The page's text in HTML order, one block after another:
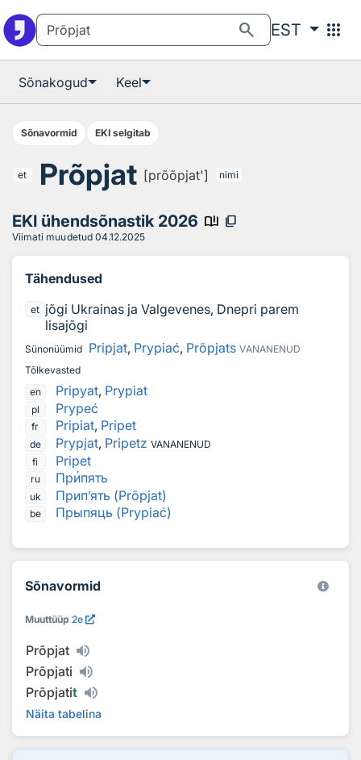
search EST apps
Sõnakogud Keel
Sõnavormid EKI selgitab
et Prõpjat [prõõpjat'] nimi
EKI ühendsõnastik 2026 book_ribbon content_copy
Viimati muudetud 04.12.2025
Tähendused
et jõgi Ukrainas ja Valgevenes, Dnepri parem
lisajõgi
Sünonüümid Pripjat, Prypiać, Prõpjats VANANENUD
Tõlkevasted
en
Pripyat, Prypiat
pl Prypeć
fr Pripiat, Pripet
de Prypjat, Pripetz VANANENUD
fi
Pripet
ru Припять
uk Прип’ять (Prõpjat)
be Прыпяць (Prypiać)
Sõnavormid
Muuttüüp 2e
Prõpjat
Prõpjati
Prõpjatit
Näita tabelina